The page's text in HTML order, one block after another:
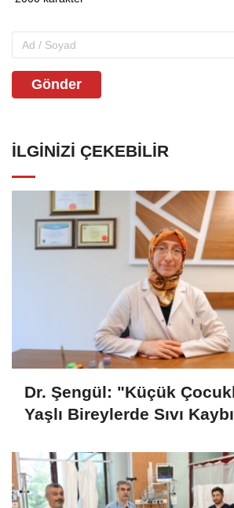
Gönder
İLGINIZI ÇEKEBILIR
Dr. Şengül: "Küçük
Yaşlı Bireylerde Sıvı